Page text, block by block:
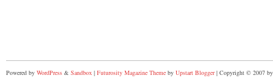
Powered by WordPress & Sandbox | Futurosity Magazine Theme by Upstart Blogger| Copyright © 2007 by